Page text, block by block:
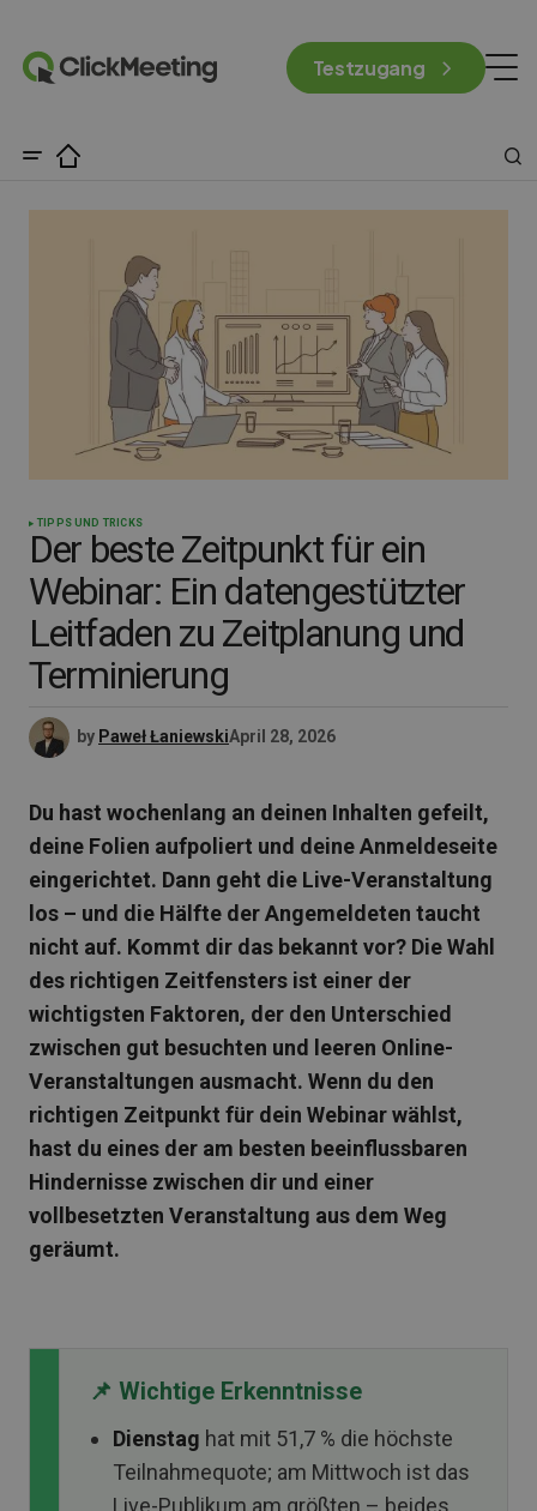
Testzugang
TIPPS UND TRICKS
Der beste Zeitpunkt für ein
Webinar: Ein datengestützter
Leitfaden zu Zeitplanung und
Terminierung
by Paweł ŁaniewskiApril 28, 2026
Du hast wochenlang an deinen Inhalten gefeilt,
deine Folien aufpoliert und deine Anmeldeseite
eingerichtet. Dann geht die Live-Veranstaltung
los – und die Hälfte der Angemeldeten taucht
nicht auf. Kommt dir das bekannt vor? Die Wahl
des richtigen Zeitfensters ist einer der
wichtigsten Faktoren, der den Unterschied
zwischen gut besuchten und leeren Online-
Veranstaltungen ausmacht. Wenn du den
richtigen Zeitpunkt für dein Webinar wählst,
hast du eines der am besten beeinflussbaren
Hindernisse zwischen dir und einer
vollbesetzten Veranstaltung aus dem Weg
geräumt.
📌 Wichtige Erkenntnisse
Dienstag hat mit 51,7 % die höchste
Teilnahmequote; am Mittwoch ist das
Live-Publikum am größten – beides